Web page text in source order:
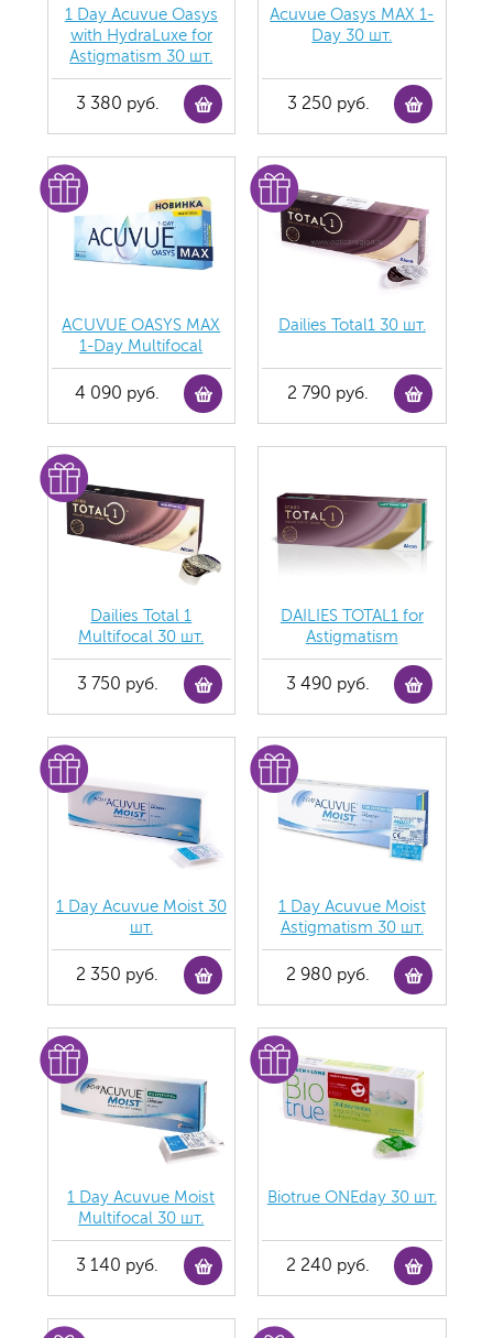
1 Day Acuvue Oasys
with HydraLuxe for
Аstigmatism 30 шт.
3 380 руб.
Acuvue Oasys MAX 1-
Day 30 шт.
3 250 руб.
ACUVUE OASYS MAX
1-Day Multifocal
4 090 руб.
Dailies Total1 30 шт.
2 790 руб.
Dailies Total 1
Multifocal 30 шт.
3 750 руб.
DAILIES TOTAL1 for
Astigmatism
3 490 руб.
1 Day Acuvue Moist 30
шт.
2 350 руб.
1 Day Acuvue Moist
Аstigmatism 30 шт.
2 980 руб.
1 Day Acuvue Moist
Multifocal 30 шт.
3 140 руб.
Biotrue ONEday 30 шт.
2 240 руб.